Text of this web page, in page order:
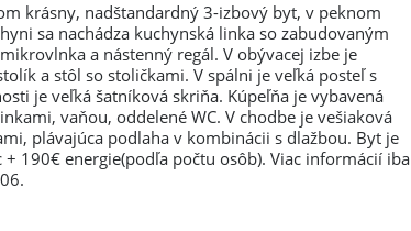
krásny, nadštandardný 3-izbový byt, v peknom
sa nachádza kuchynská linka so zabudovaným
a nástenný regál. V obývacej izbe je
a stôl so stoličkami. V spálni je veľká posteľ s
je veľká šatníková skriňa. Kúpeľňa je vybavená
vaňou, oddelené WC. V chodbe je vešiaková
plávajúca podlaha v kombinácii s dlažbou. Byt je
190€ energie(podľa počtu osôb). Viac informácií iba